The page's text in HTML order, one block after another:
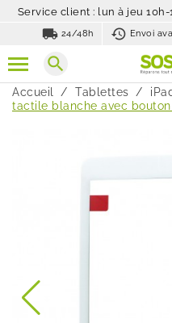
Service client : lun à jeu 10h-
local_shipping 24/48h Envoi
search
Accueil Tablettes
tactile blanche avec